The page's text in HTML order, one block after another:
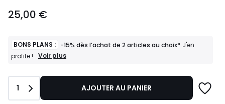
€.
25,00 €
BONS PLANS : -15% dès l’achat de 2 articles au choix* J'en
profite !
BONS
-15%
l’achat
Voir plus
Quantité
1 AJOUTER AU PANIER